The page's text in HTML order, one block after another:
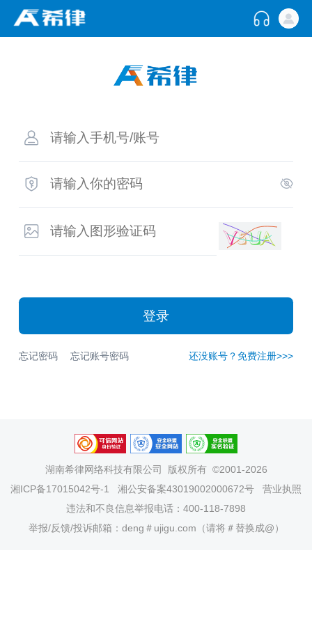
登录
忘记密码 忘记账号密码 还没账号？免费注册>>>
湖南希律网络科技有限公司
版权所有 ©2001-2026
湘ICP备17015042号-1
湘公安备案43019002000672号
营业执照
违法和不良信息举报电话：400-118-7898
举报/反馈/投诉邮箱：deng＃ujigu.com（请将＃替换成@）